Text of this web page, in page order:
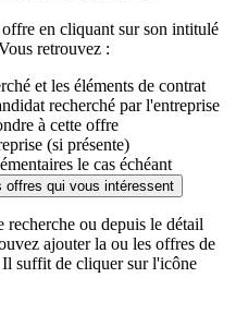
en cliquant sur son intitulé
retrouvez :
et les éléments de contrat
recherché par l'entreprise
à cette offre
(si présente)
le cas échéant
qui vous intéressent
recherche ou depuis le détail
ajouter la ou les offres de
suffit de cliquer sur l'icône